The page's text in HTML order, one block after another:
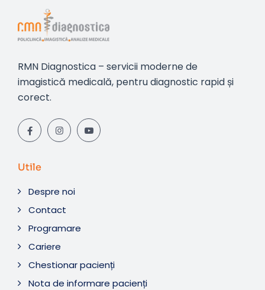
RMN Diagnostica – servicii moderne de
imagistică medicală, pentru diagnostic rapid și
corect.
Utile
Despre noi
Contact
Programare
Cariere
Chestionar pacienți
Nota de informare pacienți